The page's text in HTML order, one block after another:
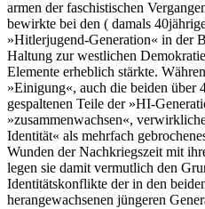
armen der faschistischen
bewirkte bei den ( damals
»Hitlerjugend-Generation« in der
Haltung zur westlichen
Elemente erheblich stärkte.
»Einigung«, auch die beiden über
gespaltenen Teile der »HI-
»zusammenwachsen«,
Identität« als mehrfach
Wunden der Nachkriegszeit mit
legen sie damit vermutlich den
Identitätskonflikte der in den
herangewachsenen jüngeren